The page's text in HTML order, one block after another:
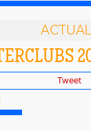
Tweet